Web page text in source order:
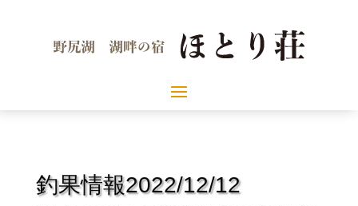
釣果情報2022/12/12